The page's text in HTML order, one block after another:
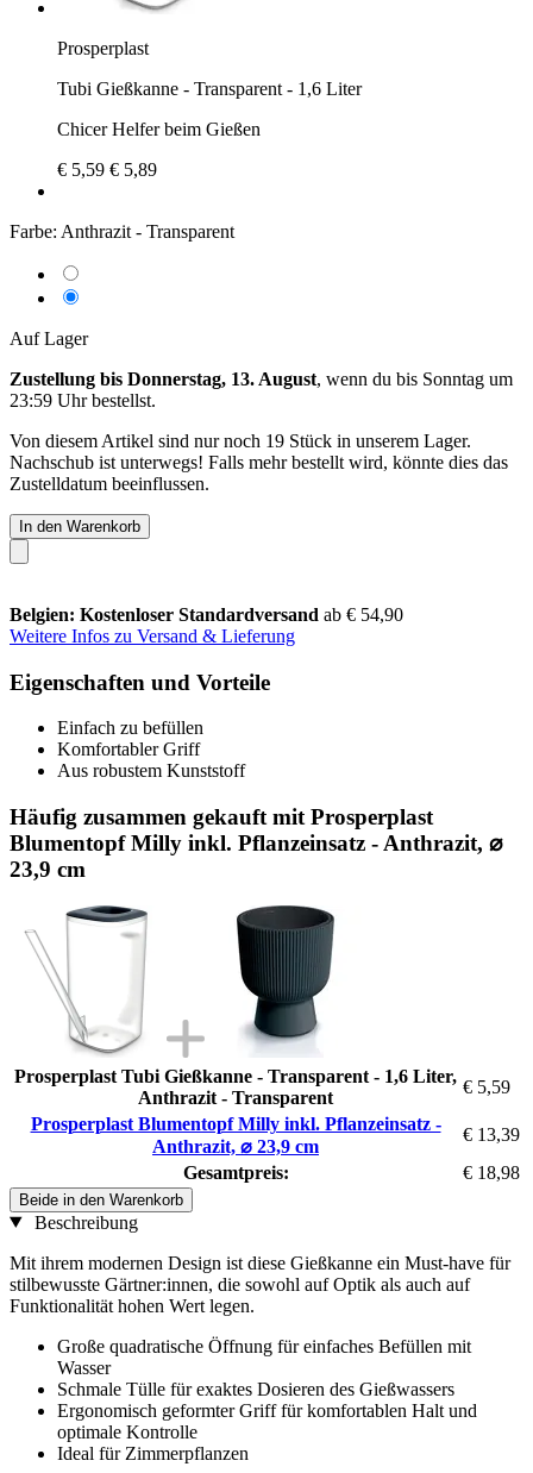
Prosperplast
Tubi Gießkanne - Transparent - 1,6 Liter
Chicer Helfer beim Gießen
€ 5,59 € 5,89
Farbe: Anthrazit - Transparent
Auf Lager
Zustellung bis Donnerstag, 13. August, wenn du bis Sonntag um
23:59 Uhrbestellst.
Von diesem Artikel sind nur noch 19 Stück in unserem Lager.
Nachschub ist unterwegs! Falls mehr bestellt wird, könnte dies das
Zustelldatum beeinflussen.
In den Warenkorb
Belgien: Kostenloser Standardversand ab € 54,90
Weitere Infos zu Versand & Lieferung
Eigenschaften und Vorteile
Einfach zu befüllen
Komfortabler Griff
Aus robustem Kunststoff
Häufig zusammen gekauft mit Prosperplast
Blumentopf Milly inkl. Pflanzeinsatz - Anthrazit, ⌀
23,9 cm
Prosperplast Tubi Gießkanne - Transparent - 1,6 Liter,
Anthrazit - Transparent
€ 5,59
Prosperplast Blumentopf Milly inkl. Pflanzeinsatz -
Anthrazit, ⌀ 23,9 cm
€ 13,39
Gesamtpreis:
€ 18,98
Beide in den Warenkorb
Beschreibung
Mit ihrem modernen Design ist diese Gießkanne ein Must-have für
stilbewusste Gärtner:innen, die sowohl auf Optik als auch auf
Funktionalität hohen Wert legen.
Große quadratische Öffnung für einfaches Befüllen mit
Wasser
Schmale Tülle für exaktes Dosieren des Gießwassers
Ergonomisch geformter Griff für komfortablen Halt und
optimale Kontrolle
Ideal für Zimmerpflanzen